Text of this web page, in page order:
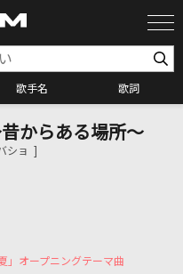
歌手名 歌詞
索
エスト
からある場所～
ショ ]
」オープニングテーマ曲